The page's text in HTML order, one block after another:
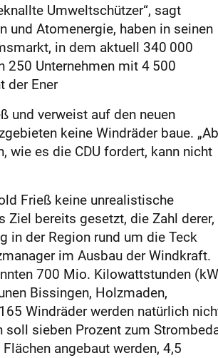
Umweltschützer“, sagt
und Atomenergie, haben in seinen
in dem aktuell 340 000
250 Unternehmen mit 4 500
der Ener
und verweist auf den neuen
keine Windräder baue.
wie es die CDU fordert, kann nicht
Frieß keine unrealistische
bereits gesetzt, die Zahl derer,
in der Region rund um die Teck
im Ausbau der Windkraft.
700 Mio. Kilowattstunden
Bissingen, Holzmaden,
Windräder werden natürlich
sieben Prozent zum
angebaut werden, 4,5